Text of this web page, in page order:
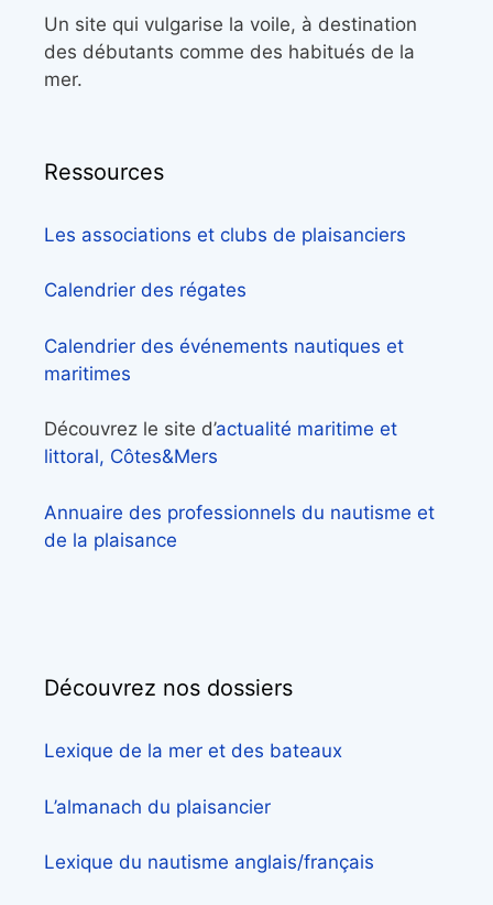
Un site qui vulgarise la voile, à destination
des débutants comme des habitués de la
mer.
Ressources
Les associations et clubs de plaisanciers
Calendrier des régates
Calendrier des événements nautiques et
maritimes
Découvrez le site d’actualité maritime et
littoral, Côtes&Mers
Annuaire des professionnels du nautisme et
de la plaisance
Découvrez nos dossiers
Lexique de la mer et des bateaux
L’almanach du plaisancier
Lexique du nautisme anglais/français